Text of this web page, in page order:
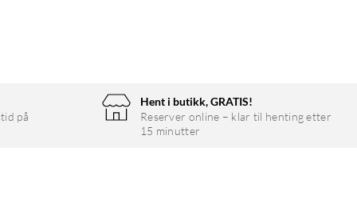
på
Hent i butikk, GRATIS!
Reserver online – klar til henting etter
15 minutter